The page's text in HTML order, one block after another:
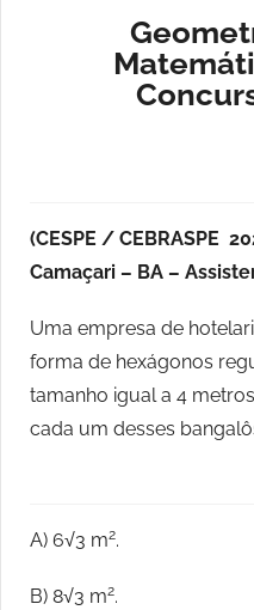
(CESPE / CEBRASPE
Camaçari – BA –
Uma empresa de
forma de hexágonos
tamanho igual a 4
cada um desses
A) 6√3 m2.
B) 8√3 m2.